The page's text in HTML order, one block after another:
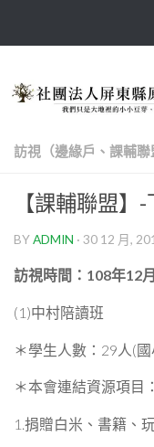
訪視（邊緣戶、課輔聯
【課輔聯盟】
BYADMIN · 30 12 月,
訪視時間： 108年12
(1)中村陪讀班
＊學生人數：29人(
＊本會連結資源項目：
1.捐贈白米、書籍、